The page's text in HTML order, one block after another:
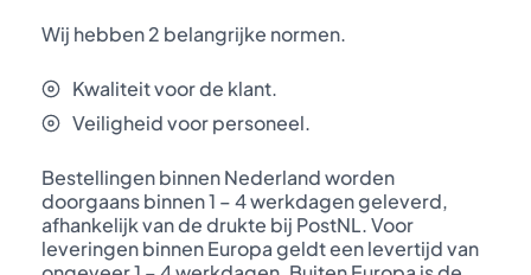
Wij hebben 2 belangrijke normen.
Kwaliteit voor de klant.
Veiligheid voor personeel.
Bestellingen binnen Nederland worden
doorgaans binnen 1 – 4 werkdagen geleverd,
afhankelijk van de drukte bij PostNL. Voor
leveringen binnen Europa geldt een levertijd van